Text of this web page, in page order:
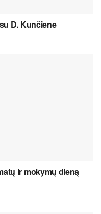
D. Kunčiene
ir mokymų dieną